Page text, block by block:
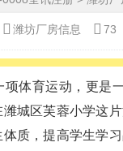
潍坊厂房信息 73
育运动，更是一
城区芙蓉小学这
质，提高学生学习